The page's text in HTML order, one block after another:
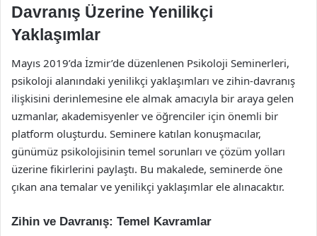
Davranış Üzerine Yenilikçi
Yaklaşımlar
Mayıs 2019’da İzmir’de düzenlenen Psikoloji Seminerleri,
psikoloji alanındaki yenilikçi yaklaşımları ve zihin-davranış
ilişkisini derinlemesine ele almak amacıyla bir araya gelen
uzmanlar, akademisyenler ve öğrenciler için önemli bir
platform oluşturdu. Seminere katılan konuşmacılar,
günümüz psikolojisinin temel sorunları ve çözüm yolları
üzerine fikirlerini paylaştı. Bu makalede, seminerde öne
çıkan ana temalar ve yenilikçi yaklaşımlar ele alınacaktır.
Zihin ve Davranış: Temel Kavramlar